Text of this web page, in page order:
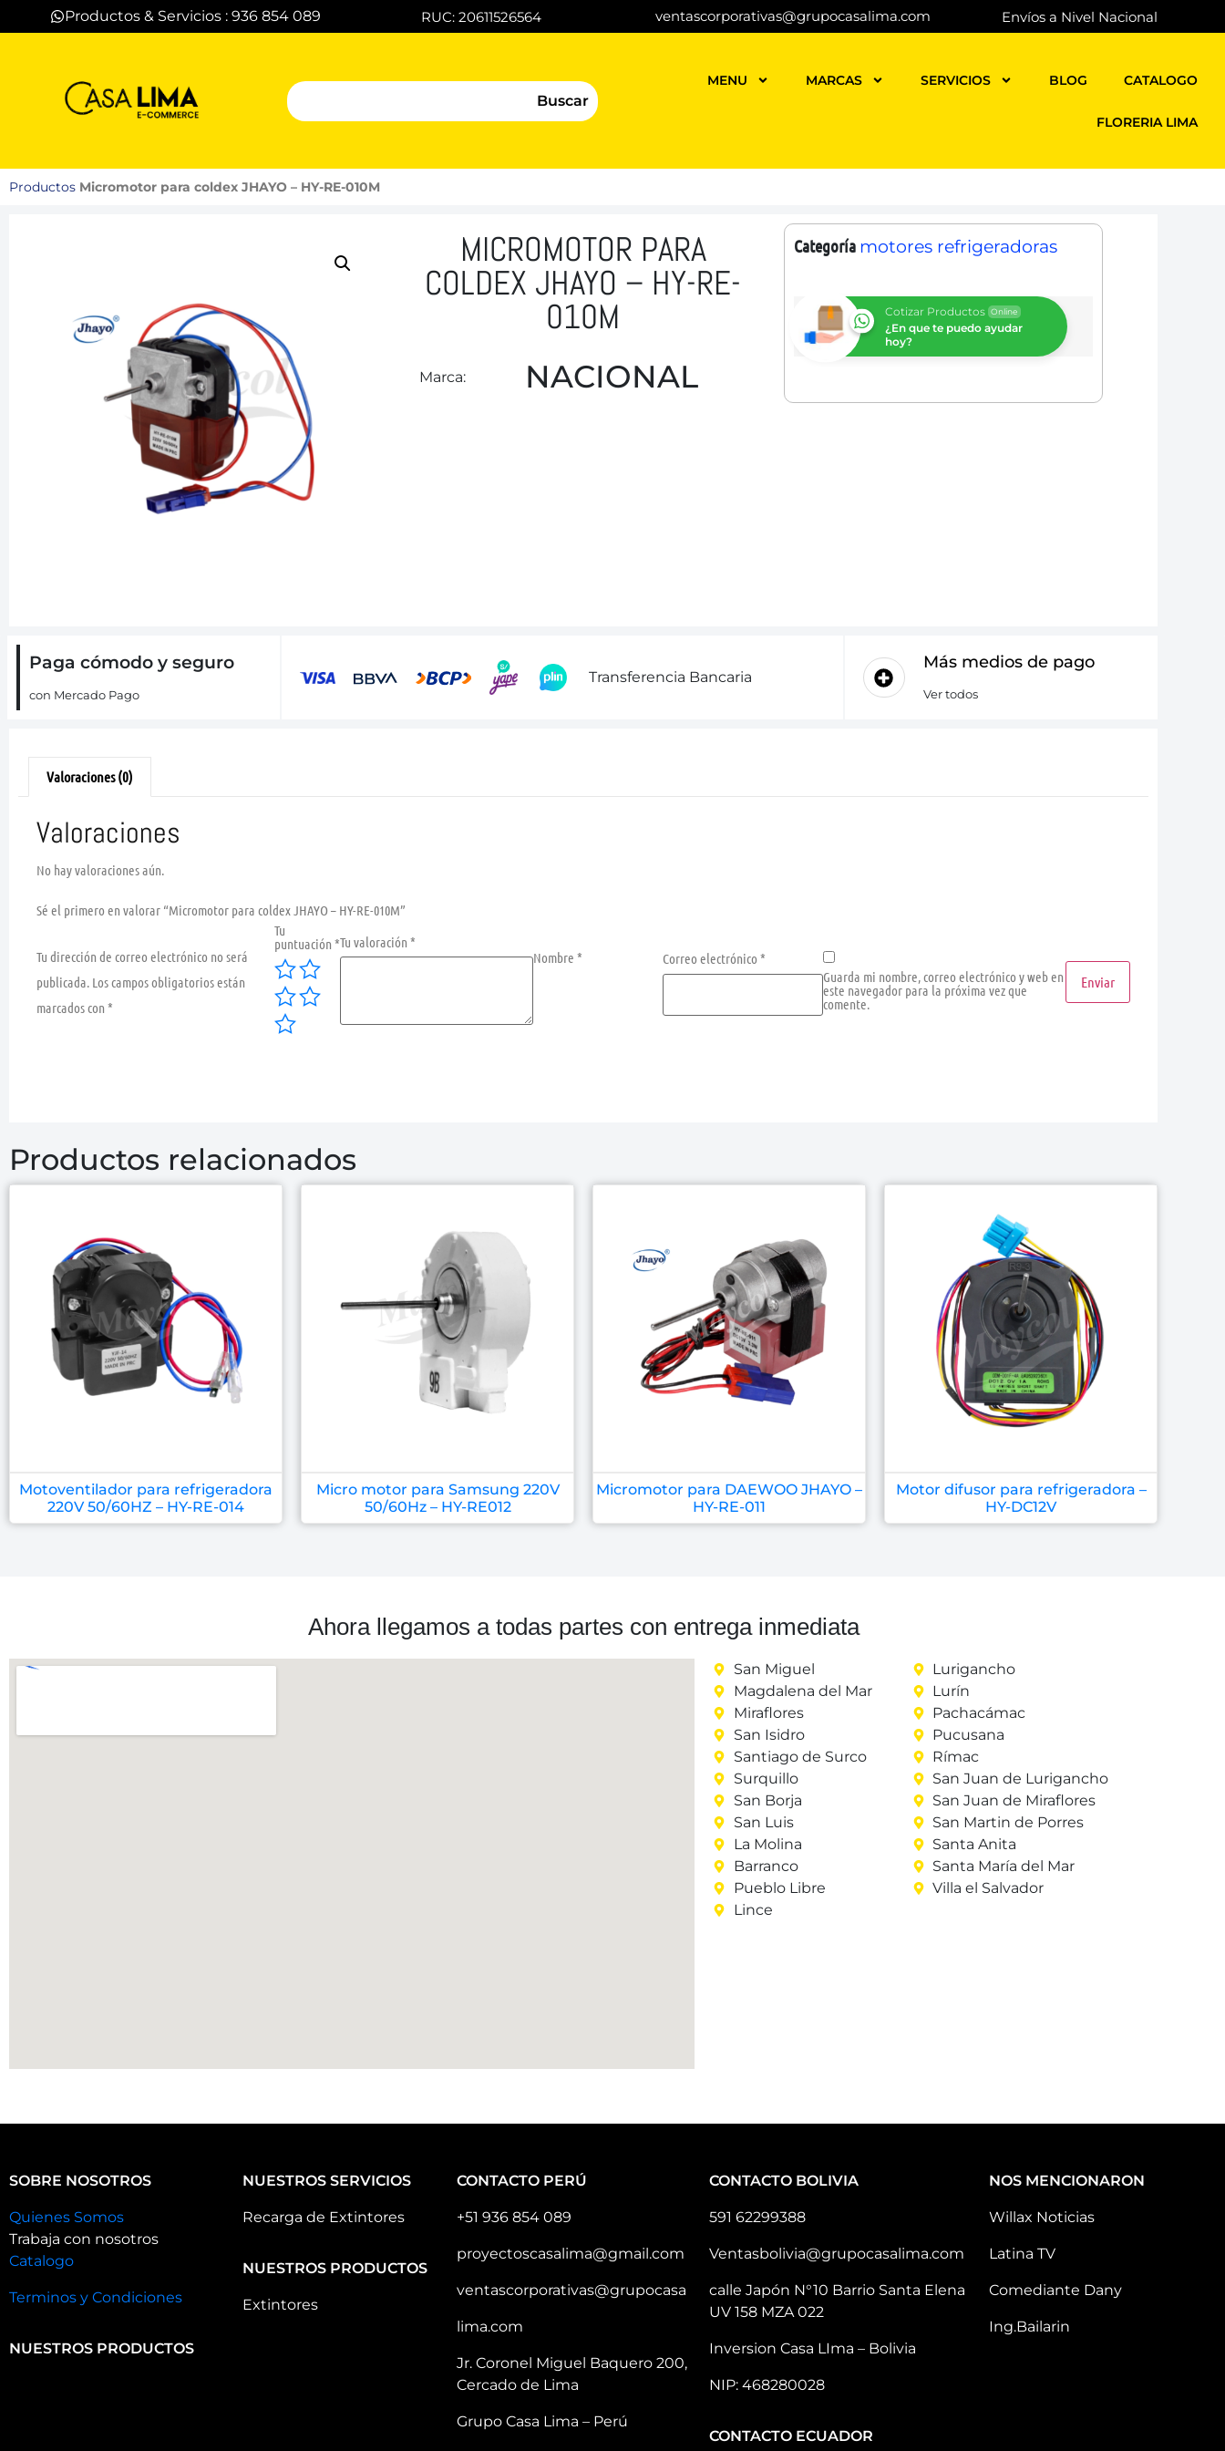
Productos & Servicios : 936 854 089 RUC: 20611526564 ventascorporativas@grupocasalima.com Envíos a Nivel Nacional
Buscar
MENU MARCAS SERVICIOS BLOG CATALOGO
FLORERIA LIMA
Productos Micromotor para coldex JHAYO – HY-RE-010M
MICROMOTOR PARA
COLDEX JHAYO – HY-RE-
010M
Marca: NACIONAL
Categoría motores refrigeradoras
Cotizar Productos Online
¿En que te puedo ayudar
hoy?
Paga cómodo y seguro
con Mercado Pago
Transferencia Bancaria
Más medios de pago
Ver todos
Valoraciones (0)
Valoraciones
No hay valoraciones aún.
Sé el primero en valorar “Micromotor para coldex JHAYO – HY-RE-010M”
Tu dirección de correo electrónico no será
publicada. Los campos obligatorios están
marcados con *
Tu
puntuación*Tu valoración*
Nombre* Correo electrónico *
Guarda mi nombre, correo electrónico y web en
este navegador para la próxima vez que
comente.
Productos relacionados
Motoventilador para refrigeradora
220V 50/60HZ – HY-RE-014
Micro motor para Samsung 220V
50/60Hz – HY-RE012
Micromotor para DAEWOO JHAYO –
HY-RE-011
Motor difusor para refrigeradora –
HY-DC12V
Ahora llegamos a todas partes con entrega inmediata
San Miguel
Magdalena del Mar
Miraflores
San Isidro
Santiago de Surco
Surquillo
San Borja
San Luis
La Molina
Barranco
Pueblo Libre
Lince
Lurigancho
Lurín
Pachacámac
Pucusana
Rímac
San Juan de Lurigancho
San Juan de Miraflores
San Martin de Porres
Santa Anita
Santa María del Mar
Villa el Salvador
SOBRE NOSOTROS
Quienes Somos
Trabaja con nosotros
Catalogo
Terminos y Condiciones
NUESTROS PRODUCTOS
NUESTROS SERVICIOS
Recarga de Extintores
NUESTROS PRODUCTOS
Extintores
CONTACTO PERÚ
+51 936 854 089
proyectoscasalima@gmail.com
ventascorporativas@grupocasa
lima.com
Jr. Coronel Miguel Baquero 200,
Cercado de Lima
Grupo Casa Lima – Perú
CONTACTO BOLIVIA
591 62299388
Ventasbolivia@grupocasalima.com
calle Japón N°10 Barrio Santa Elena
UV 158 MZA 022
Inversion Casa LIma – Bolivia
NIP: 468280028
CONTACTO ECUADOR
NOS MENCIONARON
Willax Noticias
Latina TV
Comediante Dany
Ing.Bailarin